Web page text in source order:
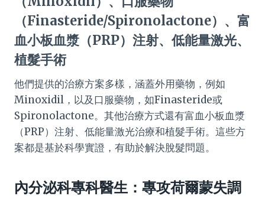
（Finasteride/Spironolactone）、富
血小板血漿（PRP）注射、低能量激光、
植髮手術
他們提供的治療方案多樣，涵蓋外用藥物，例如
Minoxidil，以及口服藥物，如Finasteride或
Spironolactone。其他治療方式還有富血小板血漿
（PRP）注射、低能量激光治療和植髮手術。這些方
案都是基於科學實證，有助於解決脫髮問題。
內分泌科專科醫生：專攻荷爾蒙失調